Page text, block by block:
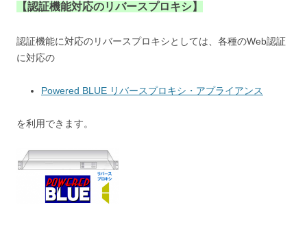
【認証機能対応のリバースプロキシ】
認証機能に対応のリバースプロキシとしては、各種のWeb認証
に対応の
Powered BLUE リバースプロキシ・アプライアンス
を利用できます。